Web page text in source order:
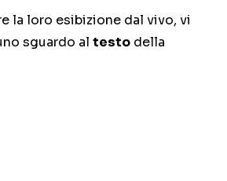
la loro esibizione dal vivo, vi
sguardo al testo della